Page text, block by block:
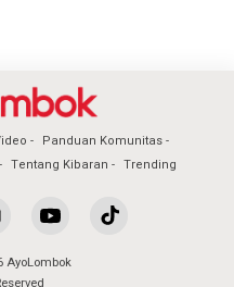
Panduan Komunitas
Tentang Kibaran Trending
AyoLombok